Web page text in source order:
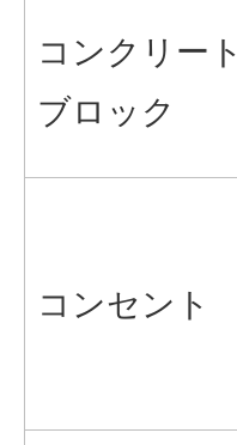
コンクリート
ブロック
コンセント